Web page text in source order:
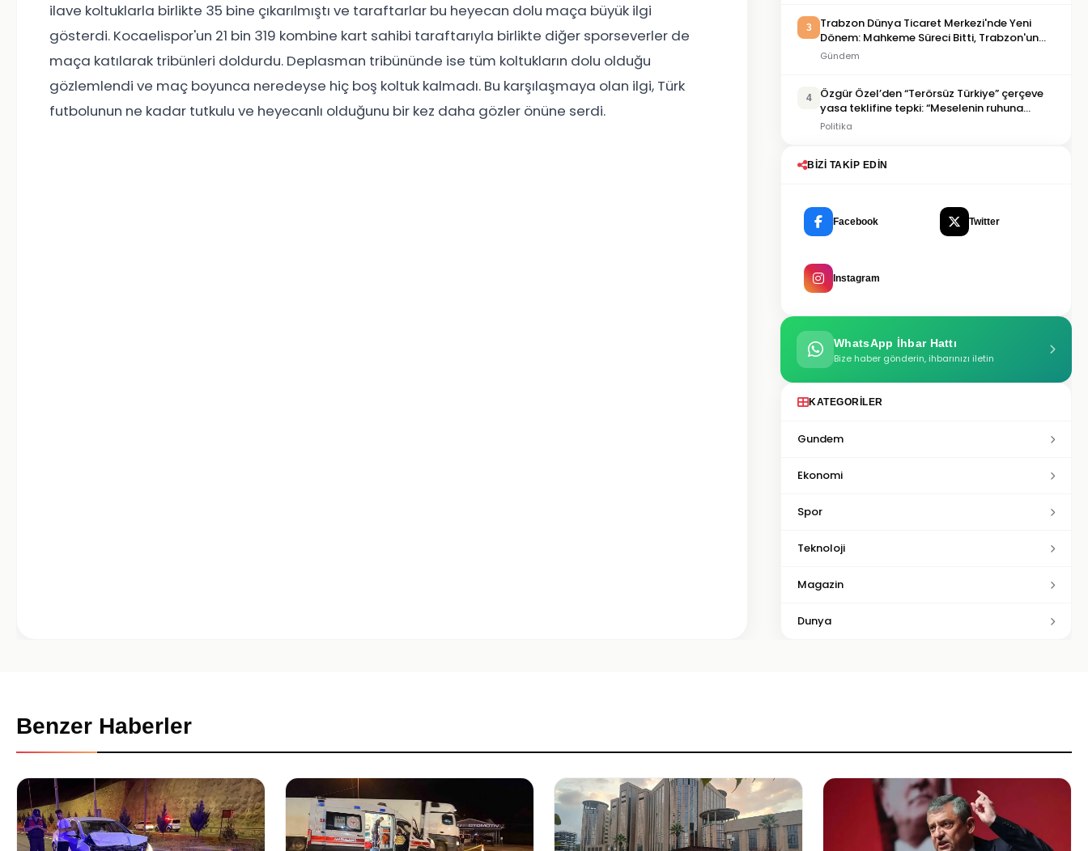
ilave koltuklarla birlikte 35 bine çıkarılmıştı ve taraftarlar bu heyecan dolu maça büyük ilgi
gösterdi. Kocaelispor'un 21 bin 319 kombine kart sahibi taraftarıyla birlikte diğer sporseverler de
maça katılarak tribünleri doldurdu. Deplasman tribününde ise tüm koltukların dolu olduğu
gözlemlendi ve maç boyunca neredeyse hiç boş koltuk kalmadı. Bu karşılaşmaya olan ilgi, Türk
futbolunun ne kadar tutkulu ve heyecanlı olduğunu bir kez daha gözler önüne serdi.
3
Trabzon Dünya Ticaret Merkezi'nde Yeni
Dönem: Mahkeme Süreci Bitti, Trabzon'un
Dev Projesi Ne Zaman Tamamlanacak?
Gündem
4
Özgür Özel’den “Terörsüz Türkiye” çerçeve
yasa teklifine tepki: “Meselenin ruhuna
aykırı”
Politika
BIZI TAKIP EDIN
Facebook Twitter
Instagram
WhatsApp İhbar Hattı
Bize haber gönderin, ihbarınızı iletin
KATEGORILER
Gundem
Ekonomi
Spor
Teknoloji
Magazin
Dunya
Benzer Haberler